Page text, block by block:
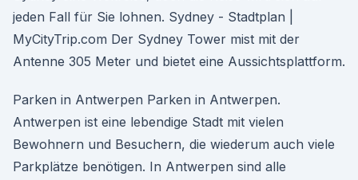
jeden Fall für Sie lohnen. Sydney - Stadtplan |
MyCityTrip.com Der Sydney Tower mist mit der
Antenne 305 Meter und bietet eine Aussichtsplattform.
Parken in Antwerpen Parken in Antwerpen.
Antwerpen ist eine lebendige Stadt mit vielen
Bewohnern und Besuchern, die wiederum auch viele
Parkplätze benötigen. In Antwerpen sind alle